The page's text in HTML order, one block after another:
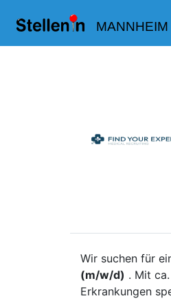
MANNHEIM
Wir suchen für
(m/w/d) . Mit
Erkrankungen